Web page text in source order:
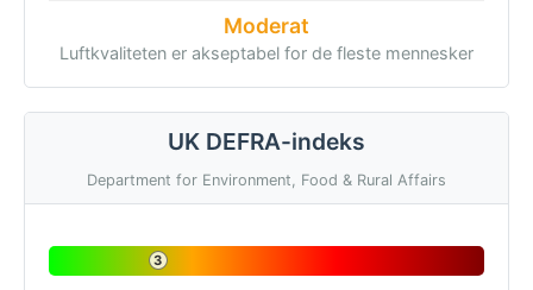
Moderat
Luftkvaliteten er akseptabel for de fleste mennesker
UK DEFRA-indeks
Department for Environment, Food & Rural Affairs
3